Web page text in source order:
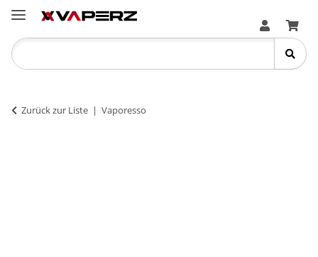
Zurück zur Liste Vaporesso